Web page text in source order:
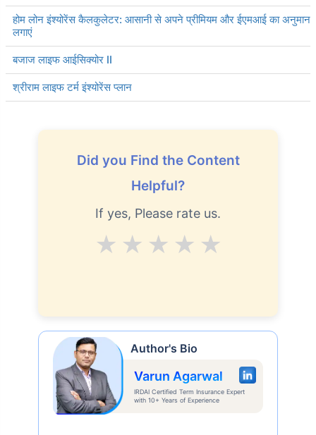
होम लोन इंश्योरेंस कैलकुलेटर: आसानी से अपने प्रीमियम और ईएमआई का अनुमान
लगाएं
बजाज लाइफ आईसिक्योर II
श्रीराम लाइफ टर्म इंश्योरेंस प्लान
Did you Find the Content
Helpful?
If yes, Please rate us.
Excellent
V.Good
Good
Average
Author's Bio
Varun Agarwal
IRDAI Certified Term Insurance Expert
with 10+ Years of Experience